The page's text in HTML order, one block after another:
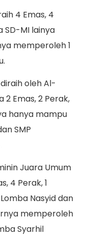
4 Emas, 4
SD-MI lainya
memperoleh 1
oleh Al-
Emas, 2 Perak,
hanya mampu
SMP
Juara Umum
4 Perak, 1
Nasyid dan
memperoleh
Syarhil